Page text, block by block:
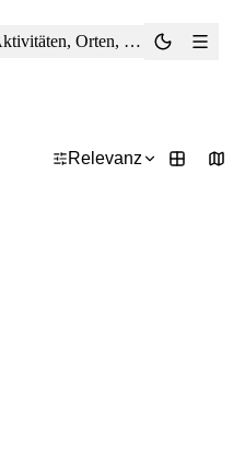
Suche nach Aktivitäten, Orten, Tipps …
Relevanz